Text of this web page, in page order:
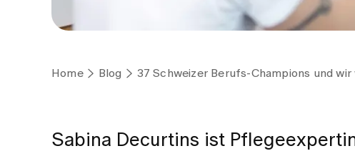
Home Blog 37 Schweizer Berufs-Champions und wir
Sabina Decurtins ist